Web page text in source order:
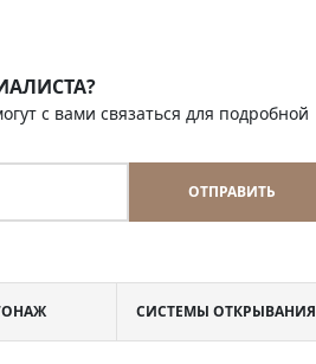
с вами связаться для подробной
ОТПРАВИТЬ
СИСТЕМЫ ОТКРЫВАНИЯ